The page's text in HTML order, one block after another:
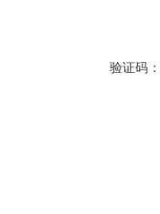
验证码：